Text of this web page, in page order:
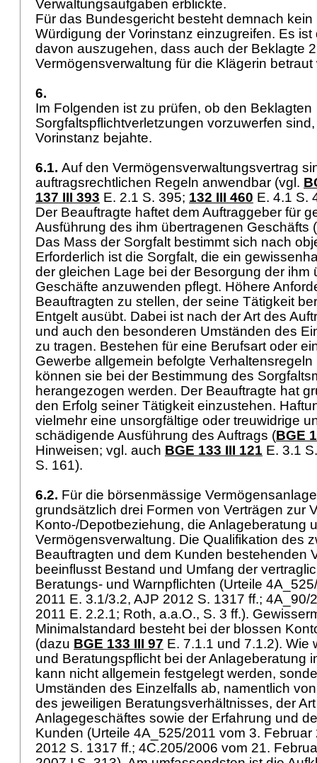
Verwaltungsaufgaben erblickte.
Für das Bundesgericht besteht demnach kein
Würdigung der Vorinstanz einzugreifen. Es
davon auszugehen, dass auch der Beklagte
Vermögensverwaltung für die Klägerin
6.
Im Folgenden ist zu prüfen, ob den Beklagten
Sorgfaltspflichtverletzungen vorzuwerfen
Vorinstanz bejahte.
6.1. Auf den Vermögensverwaltungsvertrag
auftragsrechtlichen Regeln anwendbar (vgl.
137 III 393 E. 2.1 S. 395; 132 III 460 E. 4.1 S.
Der Beauftragte haftet dem Auftraggeber für
Ausführung des ihm übertragenen Geschäfts (
Das Mass der Sorgfalt bestimmt sich nach
Erforderlich ist die Sorgfalt, die ein
der gleichen Lage bei der Besorgung der ihm
Geschäfte anzuwenden pflegt. Höhere
Beauftragten zu stellen, der seine Tätigkeit
Entgelt ausübt. Dabei ist nach der Art des
und auch den besonderen Umständen des
zu tragen. Bestehen für eine Berufsart oder
Gewerbe allgemein befolgte
können sie bei der Bestimmung des
herangezogen werden. Der Beauftragte hat
den Erfolg seiner Tätigkeit einzustehen.
vielmehr eine unsorgfältige oder treuwidrige
schädigende Ausführung des Auftrags (BGE
Hinweisen; vgl. auch BGE 133 III 121 E. 3.1
S. 161).
6.2. Für die börsenmässige
grundsätzlich drei Formen von Verträgen zur
Konto-/Depotbeziehung, die Anlageberatung
Vermögensverwaltung. Die Qualifikation des
Beauftragten und dem Kunden bestehenden
beeinflusst Bestand und Umfang der
Beratungs- und Warnpflichten (Urteile
2011 E. 3.1/3.2, AJP 2012 S. 1317 ff.; 4A_90/
2011 E. 2.2.1; Roth, a.a.O., S. 3 ff.).
Minimalstandard besteht bei der blossen
(dazu BGE 133 III 97 E. 7.1.1 und 7.1.2). Wie
und Beratungspflicht bei der Anlageberatung
kann nicht allgemein festgelegt werden,
Umständen des Einzelfalls ab, namentlich
des jeweiligen Beratungsverhältnisses, der
Anlagegeschäftes sowie der Erfahrung und
Kunden (Urteile 4A_525/2011 vom 3. Februar
2012 S. 1317 ff.; 4C.205/2006 vom 21.